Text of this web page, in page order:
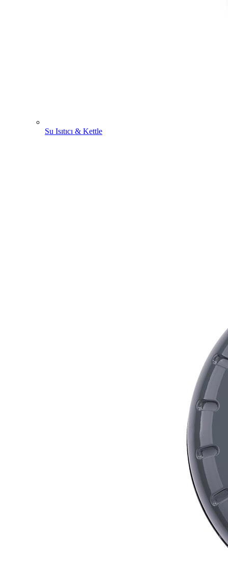
Su Isıtıcı & Kettle